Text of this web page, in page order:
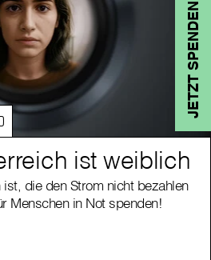
JETZT SPENDEN
ist weiblich
die den Strom nicht bezahlen
Menschen in Not spenden!
ist weiblich
die den Strom nicht bezahlen
Menschen in Not spenden!